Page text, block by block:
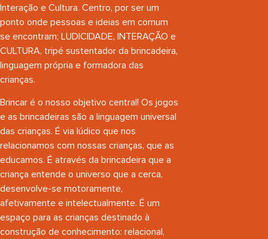
Interação e Cultura. Centro, por ser um
ponto onde pessoas e ideias em comum
se encontram; LUDICIDADE, INTERAÇÃO e
CULTURA, tripé sustentador da brincadeira,
linguagem própria e formadora das
crianças.
Brincar é o nosso objetivo central! Os jogos
e as brincadeiras são a linguagem universal
das crianças. É via lúdico que nos
relacionamos com nossas crianças, que as
educamos. É através da brincadeira que a
criança entende o universo que a cerca,
desenvolve-se motoramente,
afetivamente e intelectualmente. É um
espaço para as crianças destinado à
construção de conhecimento: relacional,